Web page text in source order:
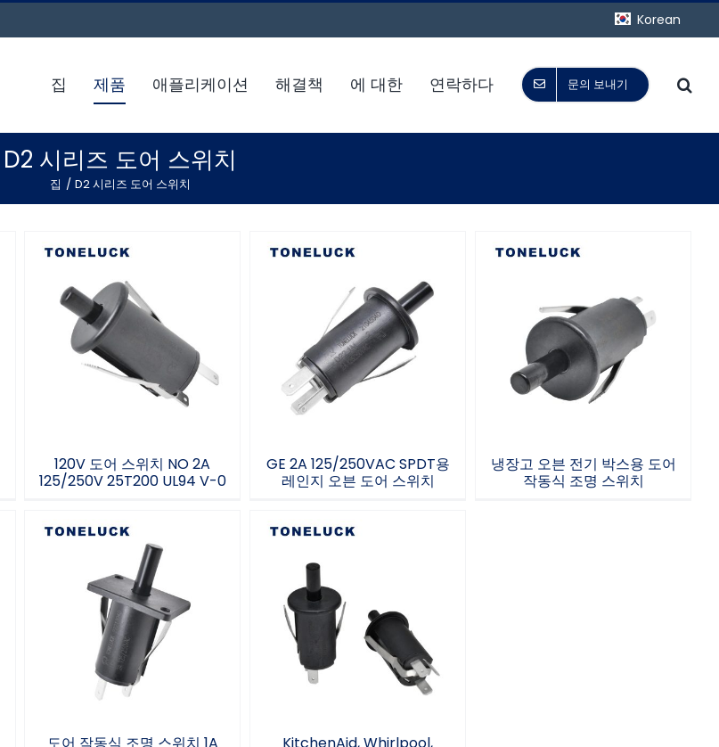
Korean
집 제품 애플리케이션 해결책 에 대한 연락하다 문의 보내기
D2 시리즈 도어 스위치
집 D2 시리즈 도어 스위치
120V 도어 스위치 NO 2A
125/250V 25T200 UL94
V-0
120V 도어 스위치 NO 2A
125/250V 25T200 UL94 V-0
GE 2A 125/250VAC SPDT
용 레인지 오븐 도어 스위치
GE 2A 125/250VAC SPDT용
레인지 오븐 도어 스위치
냉장고 오븐 전기 박스용 도
어 작동식 조명 스위치
냉장고 오븐 전기 박스용 도어
작동식 조명 스위치
도어 작동식 조명 스위치 1A
12VDC 또는 2A
125/250VAC
도어 작동식 조명 스위치 1A
KitchenAid, Whirlpool,
Kenmore, Estate용 오븐
도어 조명 스위치
KitchenAid, Whirlpool,